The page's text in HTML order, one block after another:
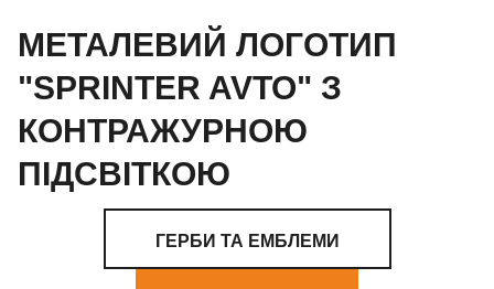
МЕТАЛЕВИЙ ЛОГОТИП
"SPRINTER AVTO" З
КОНТРАЖУРНОЮ
ПІДСВІТКОЮ
ГЕРБИ ТА ЕМБЛЕМИ